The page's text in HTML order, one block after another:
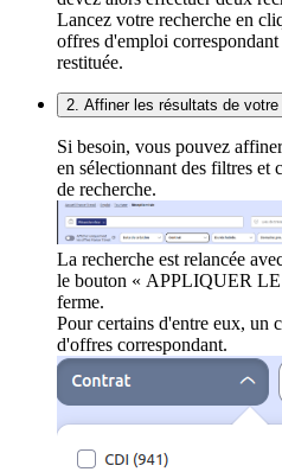
Lancez votre recherche en
offres d'emploi
restituée.
2. Affiner les résultats de votre
Si besoin, vous pouvez
en sélectionnant des filtres et
de recherche.
La recherche est relancée
le bouton « APPLIQUER
ferme.
Pour certains d'entre eux, un
d'offres correspondant.